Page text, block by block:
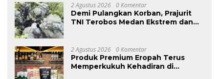
2 Agustus 2026 0 Komentar
Demi Pulangkan Korban, Prajurit
TNI Terobos Medan Ekstrem dan
2 Agustus 2026 0 Komentar
Produk Premium Eropah Terus
Memperkukuh Kehadiran di